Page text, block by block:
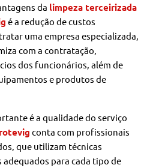
da limpeza terceirizada
é a redução de custos
uma empresa especializada,
com a contratação,
dos funcionários, além de
e produtos de
é a qualidade do serviço
conta com profissionais
que utilizam técnicas
para cada tipo de